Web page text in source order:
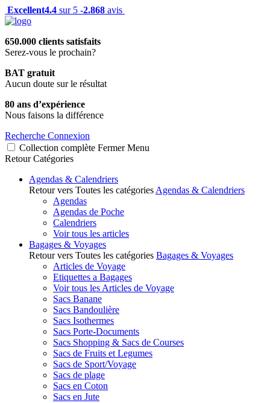
Excellent4.4 sur 5 -2.868 avis
650.000 clients satisfaits
Serez-vous le prochain?
BAT gratuit
Aucun doute sur le résultat
80 ans d’expérience
Nous faisons la différence
Recherche Connexion
Collection complète Fermer Menu
Retour Catégories
Agendas & Calendriers
Retour vers Toutes les catégories Agendas & Calendriers
Agendas
Agendas de Poche
Calendriers
Voir tous les articles
Bagages & Voyages
Retour vers Toutes les catégories Bagages & Voyages
Articles de Voyage
Etiquettes a Bagages
Voir tous les Articles de Voyage
Sacs Banane
Sacs Bandoulière
Sacs Isothermes
Sacs Porte-Documents
Sacs Shopping & Sacs de Courses
Sacs de Fruits et Legumes
Sacs de Sport/Voyage
Sacs de plage
Sacs en Coton
Sacs en Jute